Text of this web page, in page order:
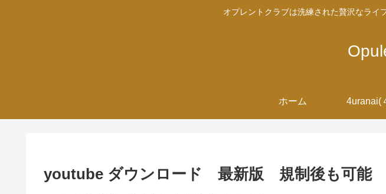
オプレントクラブは洗練された贅沢なライ
ホーム 4uranai(
youtube ダウンロード 最新版 規制後も可能